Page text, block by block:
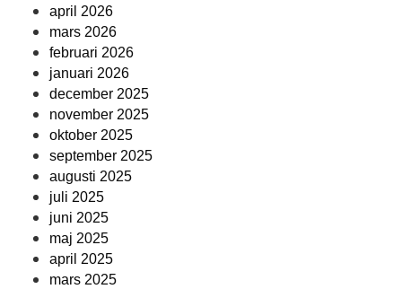
april 2026
mars 2026
februari 2026
januari 2026
december 2025
november 2025
oktober 2025
september 2025
augusti 2025
juli 2025
juni 2025
maj 2025
april 2025
mars 2025